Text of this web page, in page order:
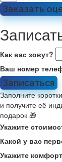
Заказать
Как вас зовут?
Ваш номер
Записаться
Заполните
и получите её
подарок 🎁
Укажите
Какой у вас
Укажите